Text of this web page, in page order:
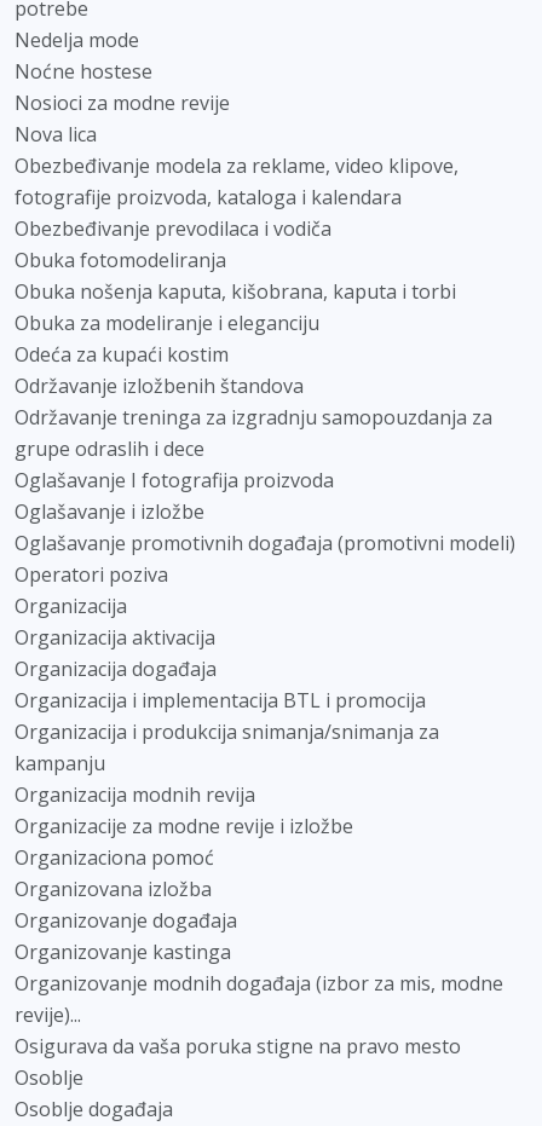
potrebe
Nedelja mode
Noćne hostese
Nosioci za modne revije
Nova lica
Obezbeđivanje modela za reklame, video klipove,
fotografije proizvoda, kataloga i kalendara
Obezbeđivanje prevodilaca i vodiča
Obuka fotomodeliranja
Obuka nošenja kaputa, kišobrana, kaputa i torbi
Obuka za modeliranje i eleganciju
Odeća za kupaći kostim
Održavanje izložbenih štandova
Održavanje treninga za izgradnju samopouzdanja za
grupe odraslih i dece
Oglašavanje I fotografija proizvoda
Oglašavanje i izložbe
Oglašavanje promotivnih događaja (promotivni modeli)
Operatori poziva
Organizacija
Organizacija aktivacija
Organizacija događaja
Organizacija i implementacija BTL i promocija
Organizacija i produkcija snimanja/snimanja za
kampanju
Organizacija modnih revija
Organizacije za modne revije i izložbe
Organizaciona pomoć
Organizovana izložba
Organizovanje događaja
Organizovanje kastinga
Organizovanje modnih događaja (izbor za mis, modne
revije)...
Osigurava da vaša poruka stigne na pravo mesto
Osoblje
Osoblje događaja